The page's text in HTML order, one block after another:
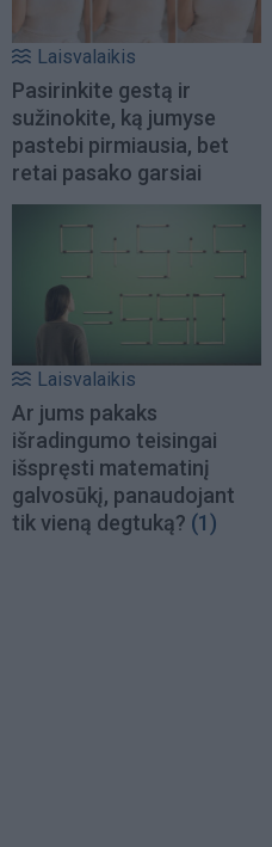
Laisvalaikis
Pasirinkite gestą ir
sužinokite, ką jumyse
pastebi pirmiausia, bet
retai pasako garsiai
Laisvalaikis
Ar jums pakaks
išradingumo teisingai
išspręsti matematinį
galvosūkį, panaudojant
tik vieną degtuką? (1)